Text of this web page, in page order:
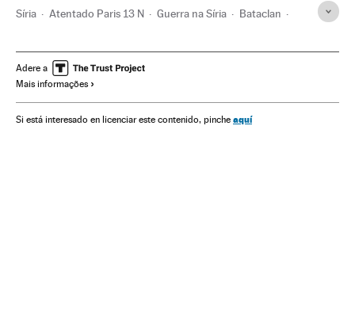
Síria Atentado Paris 13 N Guerra na Síria Bataclan
Revoluções Protestos sociais
Reino Unido
Mal-estar social Islã Oriente médio Europa Ocidental
Adere a
Mais informações
Si está interesado en licenciar este contenido, pinche aquí